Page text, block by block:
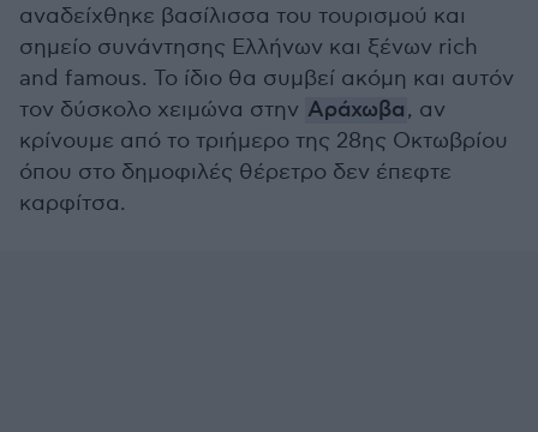
αναδείχθηκε βασίλισσα του τουρισμού και
σημείο συνάντησης Ελλήνων και ξένων rich
and famous. Το ίδιο θα συμβεί ακόμη και αυτόν
τον δύσκολο χειμώνα στην Αράχωβα, αν
κρίνουμε από το τριήμερο της 28ης Οκτωβρίου
όπου στο δημοφιλές θέρετρο δεν έπεφτε
καρφίτσα.